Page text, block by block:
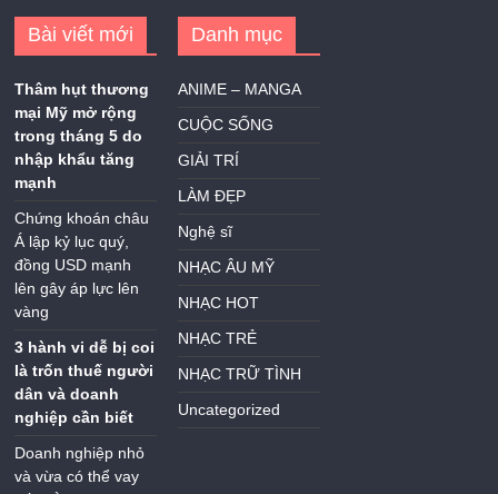
Bài viết mới
Thâm hụt thương
mại Mỹ mở rộng
trong tháng 5 do
nhập khẩu tăng
mạnh
Chứng khoán châu
Á lập kỷ lục quý,
đồng USD mạnh
lên gây áp lực lên
vàng
3 hành vi dễ bị coi
là trốn thuế người
dân và doanh
nghiệp cần biết
Doanh nghiệp nhỏ
và vừa có thể vay
Danh mục
ANIME – MANGA
CUỘC SỐNG
GIẢI TRÍ
LÀM ĐẸP
Nghệ sĩ
NHẠC ÂU MỸ
NHẠC HOT
NHẠC TRẺ
NHẠC TRỮ TÌNH
Uncategorized